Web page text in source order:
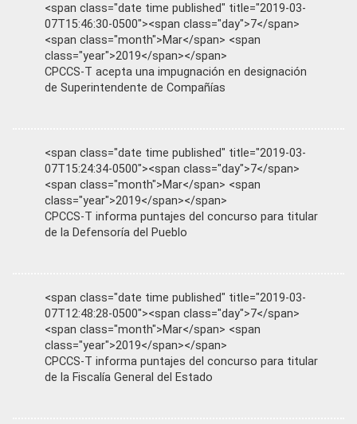
<span class="date time published" title="2019-03-
07T15:46:30-0500"><span class="day">7</span>
<span class="month">Mar</span> <span
class="year">2019</span></span>
CPCCS-T acepta una impugnación en designación
de Superintendente de Compañías
<span class="date time published" title="2019-03-
07T15:24:34-0500"><span class="day">7</span>
<span class="month">Mar</span> <span
class="year">2019</span></span>
CPCCS-T informa puntajes del concurso para titular
de la Defensoría del Pueblo
<span class="date time published" title="2019-03-
07T12:48:28-0500"><span class="day">7</span>
<span class="month">Mar</span> <span
class="year">2019</span></span>
CPCCS-T informa puntajes del concurso para titular
de la Fiscalía General del Estado